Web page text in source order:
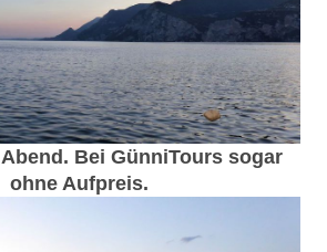
Bei GünniTours sogar
ohne Aufpreis.